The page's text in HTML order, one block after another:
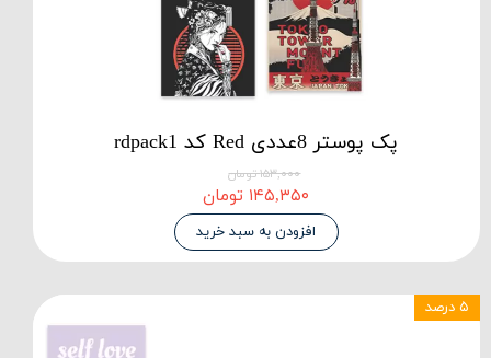
پک پوستر 8عددی Red کد rdpack1
۱۵۳,۰۰۰ تومان
۱۴۵,۳۵۰ تومان
افزودن به سبد خرید
۵ درصد